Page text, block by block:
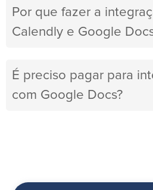
Por que fazer a
Calendly e Google
É preciso pagar para
com Google Docs?